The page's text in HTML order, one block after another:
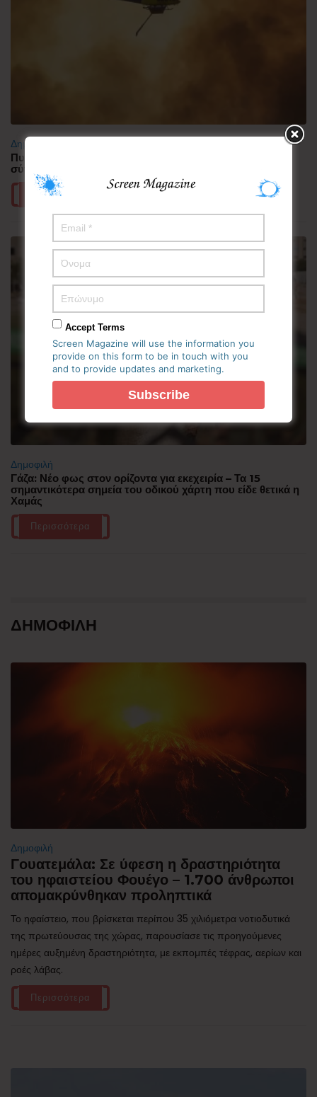
Δημοφιλή
Πυρκαγιά στη Δυτική Αττική – Ερευνώνται τα αίτια της
σύγκρουσης των δύο ελικοπτέρων
Περισσότερα
Δημοφιλή
Γάζα: Νέο φως στον ορίζοντα για εκεχειρία – Τα 15
σημαντικότερα σημεία του οδικού χάρτη που είδε θετικά η
Χαμάς
Περισσότερα
ΔΗΜΟΦΙΛΗ
Δημοφιλή
Γουατεμάλα: Σε ύφεση η δραστηριότητα
του ηφαιστείου Φουέγο – 1.700 άνθρωποι
απομακρύνθηκαν προληπτικά
Το ηφαίστειο, που βρίσκεται περίπου 35 χιλιόμετρα νοτιοδυτικά
της πρωτεύουσας της χώρας, παρουσίασε τις προηγούμενες
ημέρες αυξημένη δραστηριότητα, με εκπομπές τέφρας, αερίων και
ροές λάβας.
Περισσότερα
Accept Terms
Screen Magazine will use the information you
provide on this form to be in touch with you
and to provide updates and marketing.